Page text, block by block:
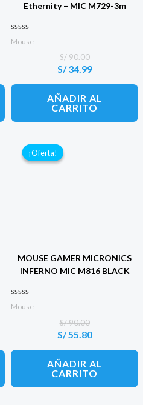
Ethernity – MIC M729-3m
Valorado con
Mouse
S/90.00
El
precio
original
era:
S/ 90.00.
S/34.99
El
precio
actual
es:
S/ 34.99.
AÑADIR AL
CARRITO
¡Oferta!
¡Oferta!
MOUSE GAMER MICRONICS
INFERNO MIC M816 BLACK
Valorado con
Mouse
S/90.00
El
original
era:
S/ 90.00.
S/55.80
El
actual
es:
S/ 55.80.
AÑADIR AL
CARRITO